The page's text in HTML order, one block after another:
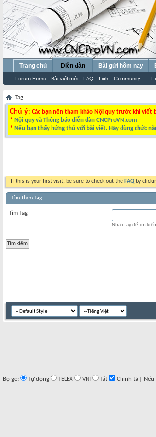
Trang chủ Diễn đàn
Forum Home Bài viết mới FAQ Lịch Community
Bài gửi hôm nay
Tag
Chú ý: Các bạn nên tham khảo Nội quy trước khi viết
* Nội quy và Thông báo diễn đàn CNCProVN.com
* Nếu bạn thấy hứng thú với bài viết. Hãy dùng chức
If this is your first visit, be sure to check out the FAQ by
Tìm theo Tag
Tìm Tag
Nhập tag để tìm
Bộ gõ: Tự động TELEX VNI Tắt Chính tả | Nếu